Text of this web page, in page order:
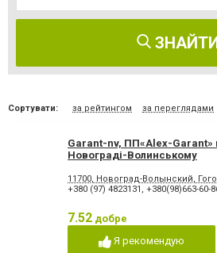
Сортувати: за рейтингом за переглядами
Garant-nv, ПП«Alex-Garant»
Новограді-Волинському
11700, Новоград-Волынский,
+380 (97) 4823131 , +380(98)663-60-
7.52 добре
Я рекомендую